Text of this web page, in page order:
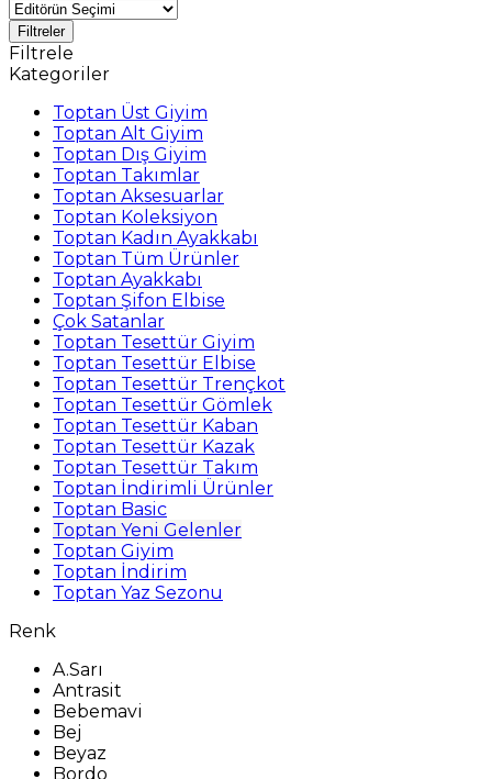
Filtreler
Filtrele
Kategoriler
Toptan Üst Giyim
Toptan Alt Giyim
Toptan Dış Giyim
Toptan Takımlar
Toptan Aksesuarlar
Toptan Koleksiyon
Toptan Kadın Ayakkabı
Toptan Tüm Ürünler
Toptan Ayakkabı
Toptan Şifon Elbise
Çok Satanlar
Toptan Tesettür Giyim
Toptan Tesettür Elbise
Toptan Tesettür Trençkot
Toptan Tesettür Gömlek
Toptan Tesettür Kaban
Toptan Tesettür Kazak
Toptan Tesettür Takım
Toptan İndirimli Ürünler
Toptan Basic
Toptan Yeni Gelenler
Toptan Giyim
Toptan İndirim
Toptan Yaz Sezonu
Renk
A.Sarı
Antrasit
Bebemavi
Bej
Beyaz
Bordo